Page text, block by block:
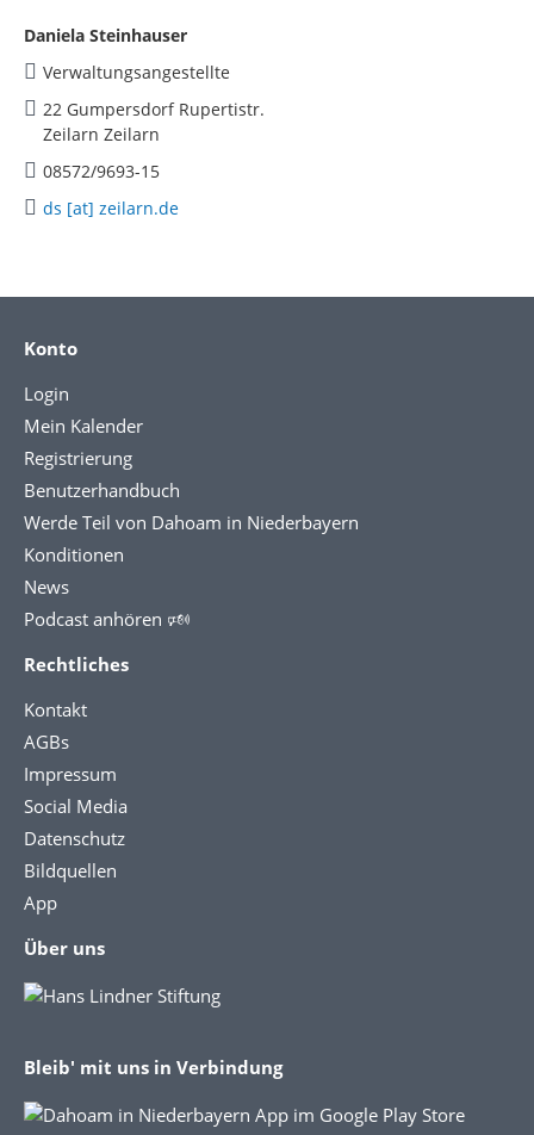
Daniela Steinhauser
Verwaltungsangestellte
22 Gumpersdorf Rupertistr.
Zeilarn Zeilarn
08572/9693-15
ds [at] zeilarn.de
Konto
Login
Mein Kalender
Registrierung
Benutzerhandbuch
Werde Teil von Dahoam in Niederbayern
Konditionen
News
Podcast anhören 🕬
Rechtliches
Kontakt
AGBs
Impressum
Social Media
Datenschutz
Bildquellen
App
Über uns
Bleib' mit uns in Verbindung